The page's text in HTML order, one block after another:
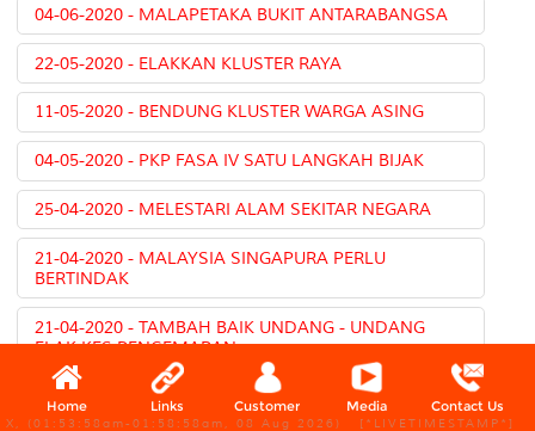
04-06-2020 - MALAPETAKA BUKIT ANTARABANGSA
22-05-2020 - ELAKKAN KLUSTER RAYA
11-05-2020 - BENDUNG KLUSTER WARGA ASING
04-05-2020 - PKP FASA IV SATU LANGKAH BIJAK
25-04-2020 - MELESTARI ALAM SEKITAR NEGARA
21-04-2020 - MALAYSIA SINGAPURA PERLU
BERTINDAK
21-04-2020 - TAMBAH BAIK UNDANG - UNDANG
ELAK KES PENCEMARAN
27-02-2020 - USAH MENYESAL JIKA HUTAN PAYA
GAMBUT HILANG
Home Links Customer Media Contact Us
X, (01:53:58am-01:58:58am, 08 Aug 2026) [*LIVETIMESTAMP*]